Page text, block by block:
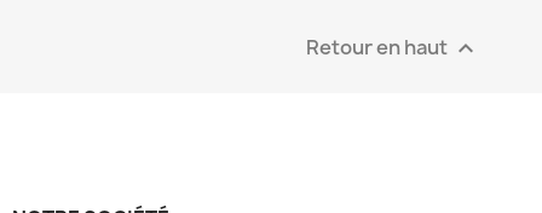
Retour en haut 